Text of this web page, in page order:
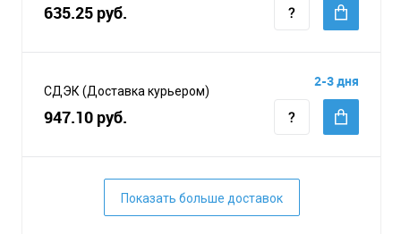
635.25 руб.
СДЭК (Доставка курьером)
947.10 руб.
2-3 дня
Показать больше доставок